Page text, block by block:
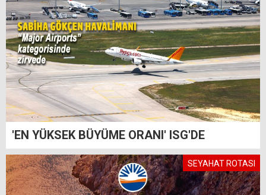
'EN YÜKSEK BÜYÜME ORANI' ISG'DE
SEYAHAT ROTASI